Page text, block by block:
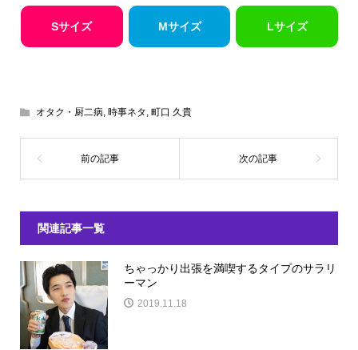
Sサイズ Mサイズ Lサイズ
オタク・厨二病, 時事ネタ , 町口 久貴
関連記事一覧
ちゃっかり出張を満喫するタイプのサラリ
ーマン
2019.11.18